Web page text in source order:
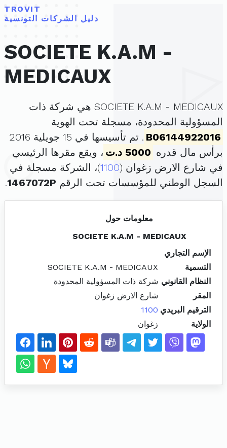
TROVIT
دليل الشركات التونسية
SOCIETE K.A.M -
MEDICAUX
SOCIETE K.A.M - MEDICAUX هي شركة ذات
المسؤولية المحدودة، مسجلة تحت الهوية
B06144922016
. تم تأسيسها في 15 جويلية 2016
برأس مال قدره 5000 د.ت
، ويقع مقرها الرئيسي
في شارع الارض زغوان (1100)، الشركة مسجلة في
السجل الوطني للمؤسسات تحت الرقم 1467072P
.
معلومات حول
SOCIETE K.A.M - MEDICAUX
الإسم التجاري
التسمية
SOCIETE K.A.M - MEDICAUX
النظام القانوني شركة ذات المسؤولية المحدودة
المقر
شارع الارض زغوان
الترقيم البريدي 1100
الولاية
زغوان